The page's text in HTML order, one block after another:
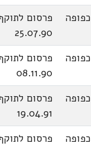
כפופה
פרסום
25.07.90
כפופה
פרסום
08.11.90
כפופה
פרסום
19.04.91
כפופה
פרסום